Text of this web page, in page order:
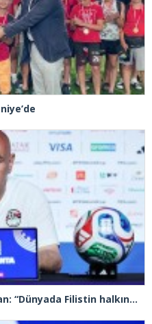
Mısır Teknik Direktörü Hassan: “Dünyada Filistin halkının acısını hissetmeyen, insan olmayı hak etmiyor”